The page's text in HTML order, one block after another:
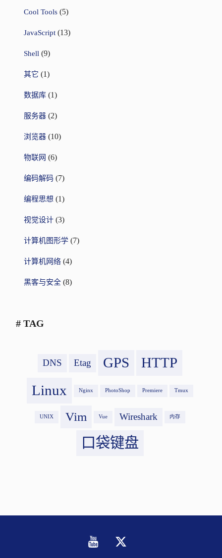
Cool Tools (5)
JavaScript (13)
Shell (9)
其它 (1)
数据库 (1)
服务器 (2)
浏览器 (10)
物联网 (6)
编码解码 (7)
编程思想 (1)
视觉设计 (3)
计算机图形学 (7)
计算机网络 (4)
黑客与安全 (8)
# TAG
DNS Etag GPS
HTTP
Linux
Nginx PhotoShop Premiere Tmux
UNIX Vim Vue Wireshark 内存
口袋键盘
Youtube Twitter